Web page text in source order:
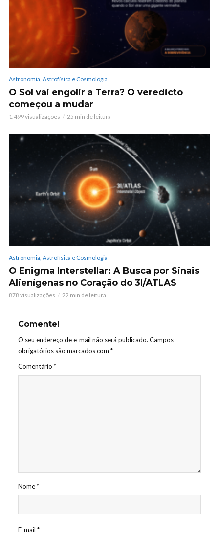
Astronomia, Astrofísica e Cosmologia
O Sol vai engolir a Terra? O veredicto
começou a mudar
1.499 visualizações 25 min de leitura
Astronomia, Astrofísica e Cosmologia
O Enigma Interstellar: A Busca por Sinais
Alienígenas no Coração do 3I/ATLAS
878 visualizações 22 min de leitura
Comente!
O seu endereço de e-mail não será publicado. Campos
obrigatórios são marcados com *
Comentário *
Nome*
E-mail *